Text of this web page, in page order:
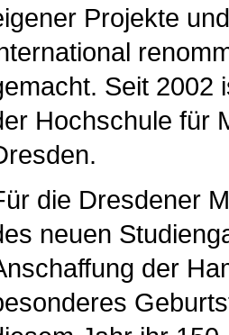
Projekte
Seit 2002
Hochschule für
die Dresdener
neuen
der